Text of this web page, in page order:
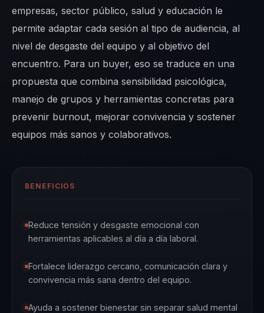
empresas, sector público, salud y educación le
permite adaptar cada sesión al tipo de audiencia, al
nivel de desgaste del equipo y al objetivo del
encuentro. Para un buyer, eso se traduce en una
propuesta que combina sensibilidad psicológica,
manejo de grupos y herramientas concretas para
prevenir burnout, mejorar convivencia y sostener
equipos más sanos y colaborativos.
BENEFICIOS
Reduce tensión y desgaste emocional con
herramientas aplicables al día a día laboral.
Fortalece liderazgo cercano, comunicación clara y
convivencia más sana dentro del equipo.
Ayuda a sostener bienestar sin separar salud mental